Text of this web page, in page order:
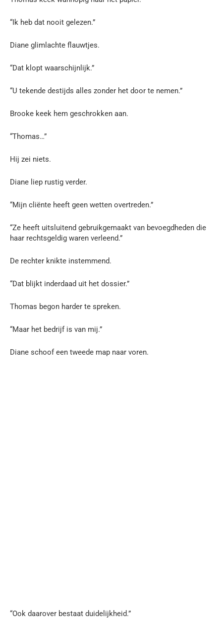
“Ik heb dat nooit gelezen.”
Diane glimlachte flauwtjes.
“Dat klopt waarschijnlijk.”
“U tekende destijds alles zonder het door te nemen.”
Brooke keek hem geschrokken aan.
“Thomas…”
Hij zei niets.
Diane liep rustig verder.
“Mijn cliënte heeft geen wetten overtreden.”
“Ze heeft uitsluitend gebruikgemaakt van bevoegdheden die
haar rechtsgeldig waren verleend.”
De rechter knikte instemmend.
“Dat blijkt inderdaad uit het dossier.”
Thomas begon harder te spreken.
“Maar het bedrijf is van mij.”
Diane schoof een tweede map naar voren.
“Ook daarover bestaat duidelijkheid.”